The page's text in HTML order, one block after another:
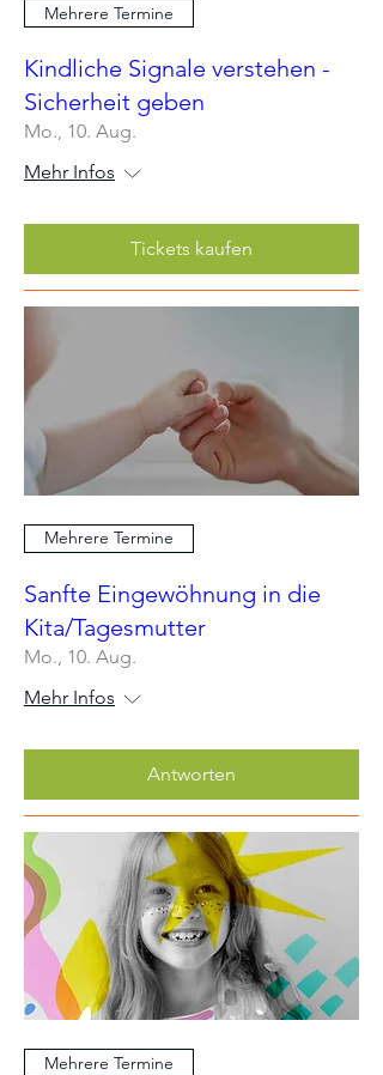
Mehrere Termine
Kindliche Signale verstehen -
Sicherheit geben
Mo., 10. Aug.
Mehr Infos
Tickets kaufen
Mehrere Termine
Sanfte Eingewöhnung in die
Kita/Tagesmutter
Mo., 10. Aug.
Mehr Infos
Antworten
Mehrere Termine